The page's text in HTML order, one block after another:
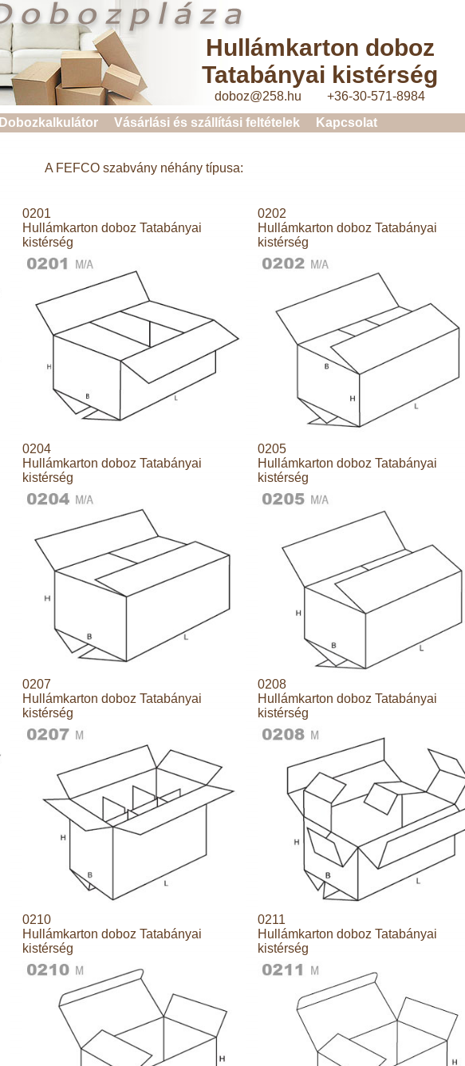
Hullámkarton doboz
Tatabányai kistérség
doboz@258.hu +36-30-571-8984
Dobozkalkulátor Vásárlási és szállítási feltételek Kapcsolat
A FEFCO szabvány néhány típusa:
0201
Hullámkarton doboz Tatabányai
kistérség
0202
Hullámkarton doboz Tatabányai
kistérség
0204
Hullámkarton doboz Tatabányai
kistérség
0205
Hullámkarton doboz Tatabányai
kistérség
0207
Hullámkarton doboz Tatabányai
kistérség
0208
Hullámkarton doboz Tatabányai
kistérség
0210
Hullámkarton doboz Tatabányai
kistérség
0211
Hullámkarton doboz Tatabányai
kistérség